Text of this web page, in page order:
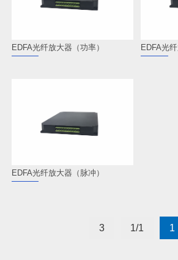
EDFA光纤放大器（功率） EDFA光
EDFA光纤放大器（脉冲）
3 1/1 1